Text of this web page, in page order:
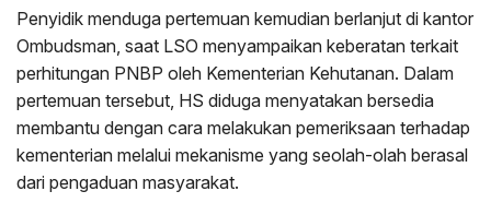
Penyidik menduga pertemuan kemudian berlanjut di kantor
Ombudsman, saat LSO menyampaikan keberatan terkait
perhitungan PNBP oleh Kementerian Kehutanan. Dalam
pertemuan tersebut, HS diduga menyatakan bersedia
membantu dengan cara melakukan pemeriksaan terhadap
kementerian melalui mekanisme yang seolah-olah berasal
dari pengaduan masyarakat.